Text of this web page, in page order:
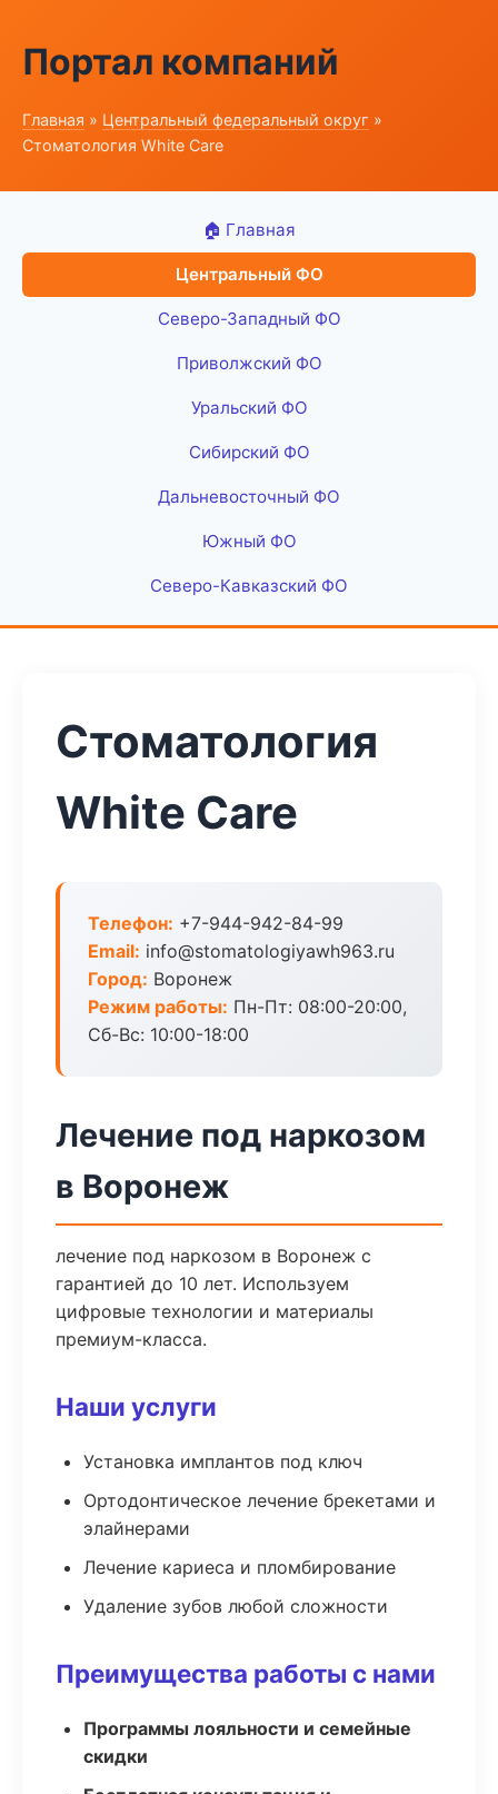
Портал компаний
Главная » Центральный федеральный округ »
Стоматология White Care
🏠 Главная
Центральный ФО
Северо-Западный ФО
Приволжский ФО
Уральский ФО
Сибирский ФО
Дальневосточный ФО
Южный ФО
Северо-Кавказский ФО
Стоматология
White Care
Телефон: +7-944-942-84-99
Email: info@stomatologiyawh963.ru
Город: Воронеж
Режим работы: Пн-Пт: 08:00-20:00,
Сб-Вс: 10:00-18:00
Лечение под наркозом
в Воронеж
лечение под наркозом в Воронеж с
гарантией до 10 лет. Используем
цифровые технологии и материалы
премиум-класса.
Наши услуги
Установка имплантов под ключ
Ортодонтическое лечение брекетами и
элайнерами
Лечение кариеса и пломбирование
Удаление зубов любой сложности
Преимущества работы с нами
Программы лояльности и семейные
скидки